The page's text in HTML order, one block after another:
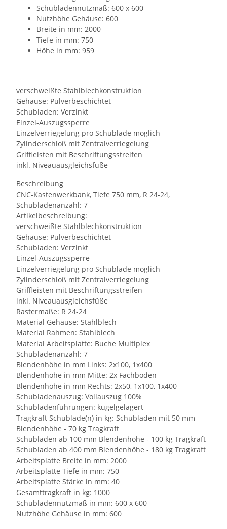
Schubladennutzmaß: 600 x 600
Nutzhöhe Gehäuse: 600
Breite in mm: 2000
Tiefe in mm: 750
Höhe in mm: 959
verschweißte Stahlblechkonstruktion
Gehäuse: Pulverbeschichtet
Schubladen: Verzinkt
Einzel-Auszugssperre
Einzelverriegelung pro Schublade möglich
Zylinderschloß mit Zentralverriegelung
Griffleisten mit Beschriftungsstreifen
inkl. Niveauausgleichsfüße
Beschreibung
CNC-Kastenwerkbank, Tiefe 750 mm, R 24-24,
Schubladenanzahl: 7
Artikelbeschreibung:
verschweißte Stahlblechkonstruktion
Gehäuse: Pulverbeschichtet
Schubladen: Verzinkt
Einzel-Auszugssperre
Einzelverriegelung pro Schublade möglich
Zylinderschloß mit Zentralverriegelung
Griffleisten mit Beschriftungsstreifen
inkl. Niveauausgleichsfüße
Rastermaße: R 24-24
Material Gehäuse: Stahlblech
Material Rahmen: Stahlblech
Material Arbeitsplatte: Buche Multiplex
Schubladenanzahl: 7
Blendenhöhe in mm Links: 2x100, 1x400
Blendenhöhe in mm Mitte: 2x Fachboden
Blendenhöhe in mm Rechts: 2x50, 1x100, 1x400
Schubladenauszug: Vollauszug 100%
Schubladenführungen: kugelgelagert
Tragkraft Schublade(n) in kg: Schubladen mit 50 mm
Blendenhöhe - 70 kg Tragkraft
Schubladen ab 100 mm Blendenhöhe - 100 kg Tragkraft
Schubladen ab 400 mm Blendenhöhe - 180 kg Tragkraft
Arbeitsplatte Breite in mm: 2000
Arbeitsplatte Tiefe in mm: 750
Arbeitsplatte Stärke in mm: 40
Gesamttragkraft in kg: 1000
Schubladennutzmaß in mm: 600 x 600
Nutzhöhe Gehäuse in mm: 600